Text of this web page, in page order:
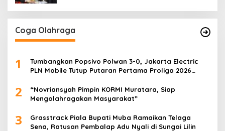
Coga Olahraga
1
Tumbangkan Popsivo Polwan 3-0, Jakarta Electric
PLN Mobile Tutup Putaran Pertama Proliga 2026
2
“Novriansyah Pimpin KORMI Muratara, Siap
Mengolahragakan Masyarakat”
3
Grasstrack Piala Bupati Muba Ramaikan Telaga
Sena, Ratusan Pembalap Adu Nyali di Sungai Lilin